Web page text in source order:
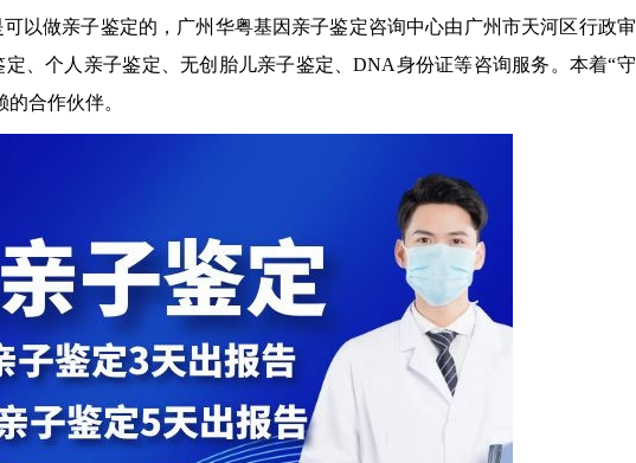
以做亲子鉴定的，广州华粤基因亲子鉴定咨询中心由广州市天河区行政
、个人亲子鉴定、无创胎儿亲子鉴定、DNA身份证等咨询服务。本着“
合作伙伴。